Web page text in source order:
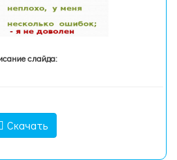
слайда:
Скачать